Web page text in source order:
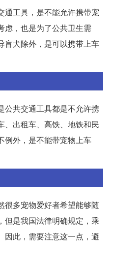
通工具，是不能允许携带宠
虑，也是为了公共卫生需
盲犬除外，是可以携带上车
公共交通工具都是不允许携
、出租车、高铁、地铁和民
例外，是不能带宠物上车
很多宠物爱好者希望能够随
但是我国法律明确规定，乘
因此，需要注意这一点，避